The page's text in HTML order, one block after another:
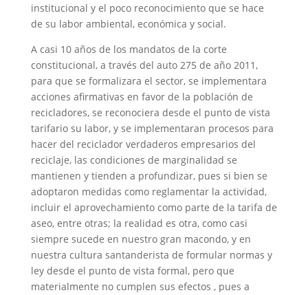
institucional y el poco reconocimiento que se hace
de su labor ambiental, económica y social.
A casi 10 años de los mandatos de la corte
constitucional, a través del auto 275 de año 2011,
para que se formalizara el sector, se implementara
acciones afirmativas en favor de la población de
recicladores, se reconociera desde el punto de vista
tarifario su labor, y se implementaran procesos para
hacer del reciclador verdaderos empresarios del
reciclaje, las condiciones de marginalidad se
mantienen y tienden a profundizar, pues si bien se
adoptaron medidas como reglamentar la actividad,
incluir el aprovechamiento como parte de la tarifa de
aseo, entre otras; la realidad es otra, como casi
siempre sucede en nuestro gran macondo, y en
nuestra cultura santanderista de formular normas y
ley desde el punto de vista formal, pero que
materialmente no cumplen sus efectos , pues a